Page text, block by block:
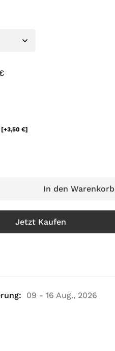
[+3,50 €]
In den Warenkorb
Jetzt Kaufen
09 - 16 Aug., 2026